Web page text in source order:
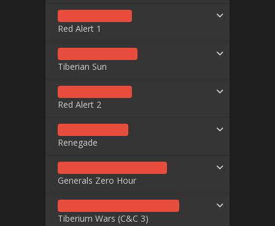
Red Alert 1
Tiberian Sun
Red Alert 2
Renegade
Generals Zero Hour
Tiberium Wars (C&C 3)